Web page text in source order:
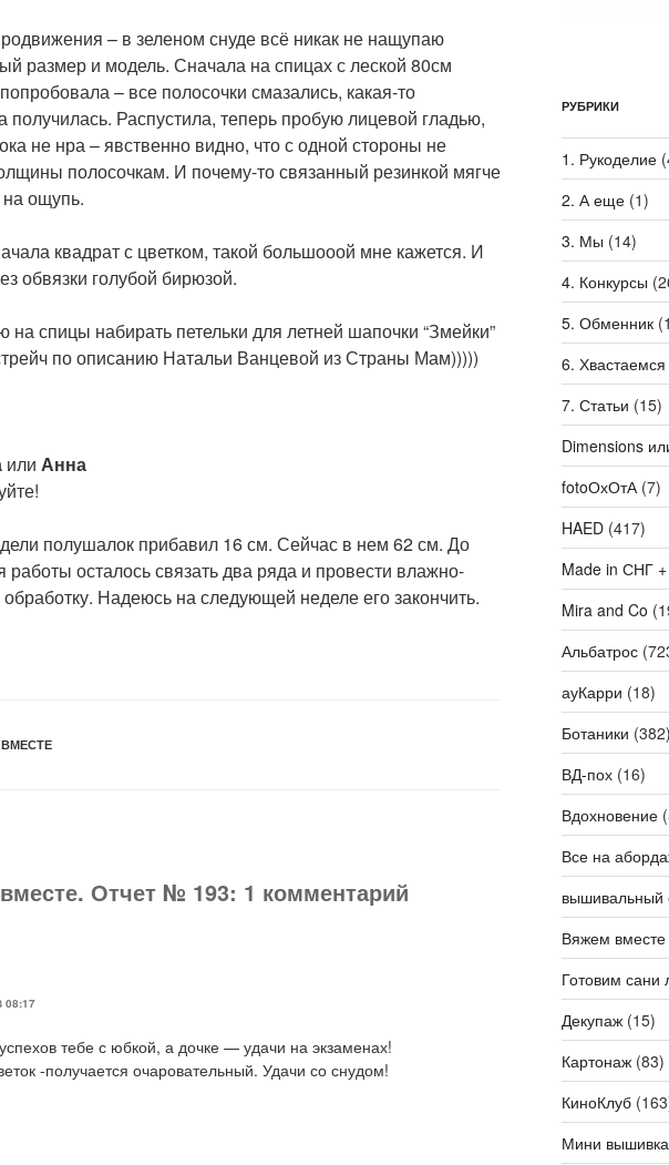
– в зеленом снуде всё никак не нащупаю
размер и модель. Сначала на спицах с леской 80см
– все полосочки смазались, какая-то
получилась. Распустила, теперь пробую лицевой гладью,
не нра – явственно видно, что с одной стороны не
полосочкам. И почему-то связанный резинкой мягче
на ощупь.
квадрат с цветком, такой большооой мне кажется. И
обвязки голубой бирюзой.
на спицы набирать петельки для летней шапочки “Змейки”
по описанию Натальи Ванцевой из Страны Мам)))))
или Анна
полушалок прибавил 16 см. Сейчас в нем 62 см. До
работы осталось связать два ряда и провести влажно-
Надеюсь на следующей неделе его закончить.
Отчет № 193: 1 комментарий
08:17
тебе с юбкой, а дочке — удачи на экзаменах!
-получается очаровательный. Удачи со снудом!
РУБРИКИ
1. Рукоделие
2. А еще(1)
3. Мы (14)
4. Конкурсы
5. Обменник
6. Хвастаемся
7. Статьи (15)
Dimensions
fotoОхОтА(7)
HAED(417)
Made in СНГ
Mira and Co
Альбатрос
ауКарри (18)
Ботаники
ВД-пох(16)
Вдохновение
Все на
вышивальный
Вяжем вместе
Готовим сани
Декупаж(15)
Картонаж(83)
КиноКлуб
Мини вышивка